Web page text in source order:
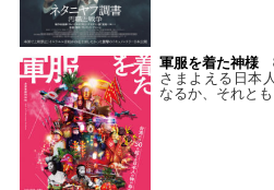
軍服を着た神様
さまよえる日本
なるか、それと